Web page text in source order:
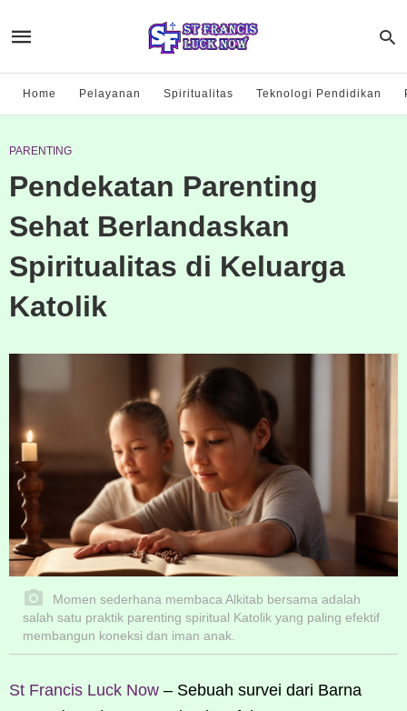
Home Pelayanan Spiritualitas Teknologi Pendidikan
PARENTING
Pendekatan Parenting
Sehat Berlandaskan
Spiritualitas di Keluarga
Katolik
Momen sederhana membaca Alkitab bersama adalah
salah satu praktik parenting spiritual Katolik yang paling efektif
membangun koneksi dan iman anak.
St Francis Luck Now – Sebuah survei dari Barna